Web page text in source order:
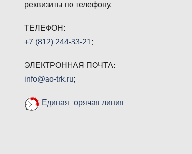
реквизиты по телефону.
ТЕЛЕФОН:
+7 (812) 244-33-21;
ЭЛЕКТРОННАЯ ПОЧТА:
info@ao-trk.ru;
Единая горячая линия